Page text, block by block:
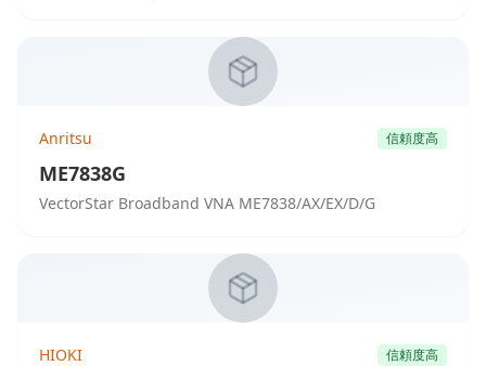
Anritsu 信頼度高
ME7838G
VectorStar Broadband VNA ME7838/AX/EX/D/G
HIOKI 信頼度高